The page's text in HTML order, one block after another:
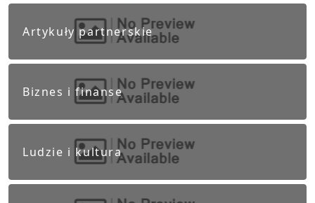
Artykuły partnerskie
Biznes i finanse
Ludzie i kultura